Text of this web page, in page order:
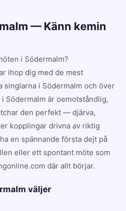
— Känn kemin
i Södermalm?
ihop dig med de mest
singlarna i Södermalm och över
Södermalm är oemotståndlig,
den perfekt — djärva,
kopplingar drivna av riktig
en spännande första dejt på
eller ett spontant möte som
där allt börjar.
väljer